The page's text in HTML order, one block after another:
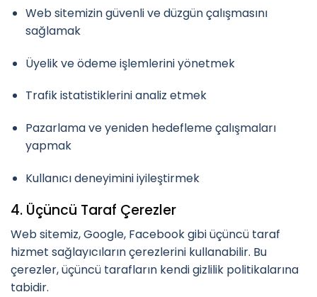
Web sitemizin güvenli ve düzgün çalışmasını
sağlamak
Üyelik ve ödeme işlemlerini yönetmek
Trafik istatistiklerini analiz etmek
Pazarlama ve yeniden hedefleme çalışmaları
yapmak
Kullanıcı deneyimini iyileştirmek
4. Üçüncü Taraf Çerezler
Web sitemiz, Google, Facebook gibi üçüncü taraf
hizmet sağlayıcıların çerezlerini kullanabilir. Bu
çerezler, üçüncü tarafların kendi gizlilik politikalarına
tabidir.